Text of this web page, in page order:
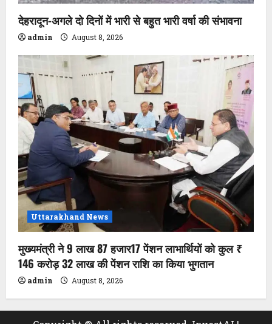
देहरादून-अगले दो दिनों में भारी से बहुत भारी वर्षा की संभावना
admin August 8, 2026
Uttarakhand News
मुख्यमंत्री ने 9 लाख 87 हजार17 पेंशन लाभार्थियों को कुल ₹
146 करोड़ 32 लाख की पेंशन राशि का किया भुगतान
admin August 8, 2026